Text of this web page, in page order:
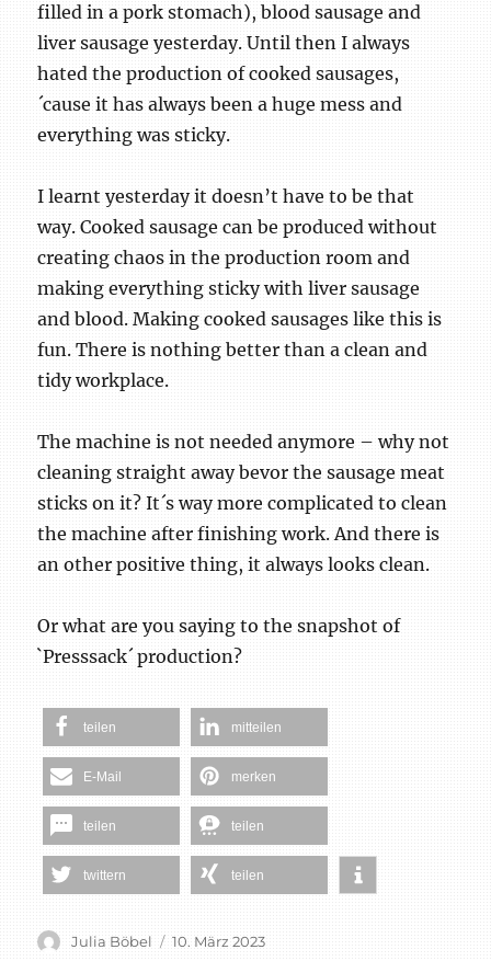
filled in a pork stomach), blood sausage and
liver sausage yesterday. Until then I always
hated the production of cooked sausages,
´cause it has always been a huge mess and
everything was sticky.
I learnt yesterday it doesn’t have to be that
way. Cooked sausage can be produced without
creating chaos in the production room and
making everything sticky with liver sausage
and blood. Making cooked sausages like this is
fun. There is nothing better than a clean and
tidy workplace.
The machine is not needed anymore – why not
cleaning straight away bevor the sausage meat
sticks on it? It´s way more complicated to clean
the machine after finishing work. And there is
an other positive thing, it always looks clean.
Or what are you saying to the snapshot of
`Presssack´ production?
teilen mitteilen
E-Mail merken
teilen teilen
twittern teilen
Autor
Julia Böbel
Veröffentlicht
10. März 2023